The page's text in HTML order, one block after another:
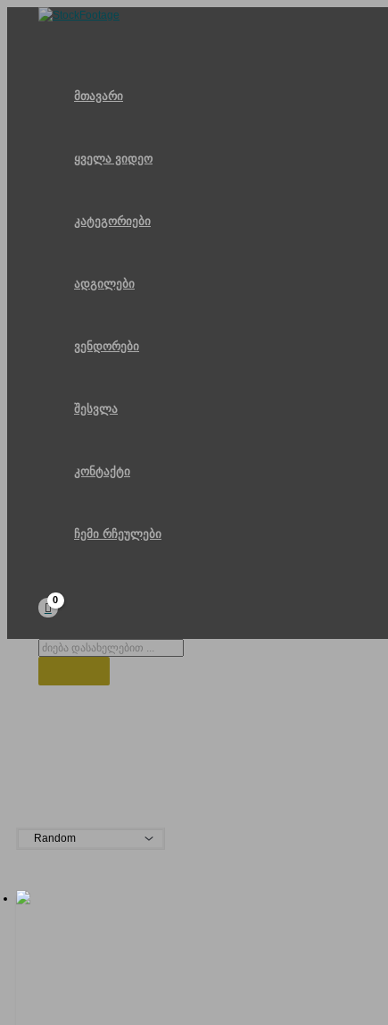
მთავარი
ყველა ვიდეო
კატეგორიები
ადგილები
ვენდორები
შესვლა
კონტაქტი
ჩემი რჩეულები
Products